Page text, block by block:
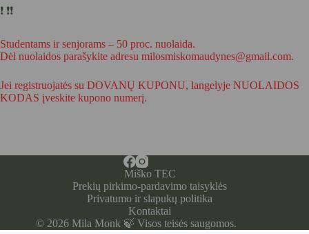
❗️ ❗️❗️
Studentams ir senjorams – 50 proc. nuolaida.
Dėl nuolaidos parašykite adresu milosmiskomaudynes@gmail.com.
Jei registruojatės su DOVANŲ KUPONU, langelyje NUOLAIDOS
KODAS įveskite kupono numerį.
Miško TEC
Prekių pirkimo-pardavimo taisyklės
Privatumo ir slapukų politika
Kontaktai
© 2026 Mila Monk 🍃 Visos teisės saugomos.